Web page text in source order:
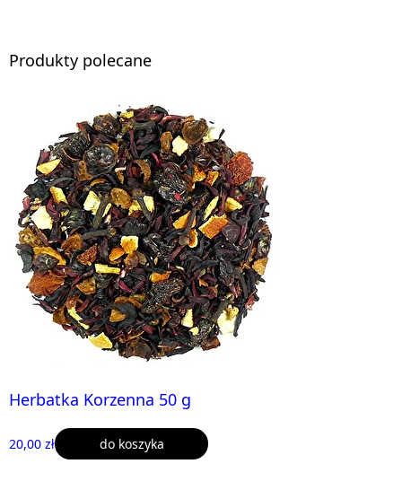
Produkty polecane
Herbatka Korzenna 50 g
20,00 zł do koszyka